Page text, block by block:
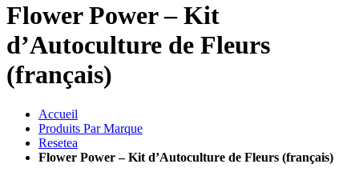
Flower Power – Kit
d’Autoculture de Fleurs
(français)
Accueil
Produits Par Marque
Resetea
Flower Power – Kit d’Autoculture de Fleurs (français)